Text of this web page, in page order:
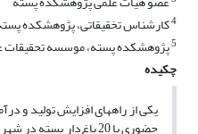
4کارشناس تخقیقاتی، پژوهشکده
5پژوهشکده پسته، موسسه تحقیقات
چکیده
یکی از راههای افزایش تولید و